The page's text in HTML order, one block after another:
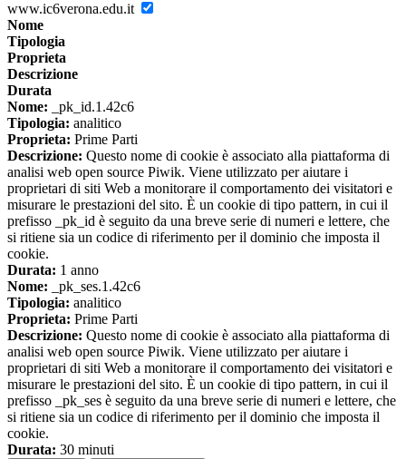
www.ic6verona.edu.it
Nome
Tipologia
Proprieta
Descrizione
Durata
Nome: _pk_id.1.42c6
Tipologia: analitico
Proprieta: Prime Parti
Descrizione: Questo nome di cookie è associato alla piattaforma di
analisi web open source Piwik. Viene utilizzato per aiutare i
proprietari di siti Web a monitorare il comportamento dei visitatori e
misurare le prestazioni del sito. È un cookie di tipo pattern, in cui il
prefisso _pk_id è seguito da una breve serie di numeri e lettere, che
si ritiene sia un codice di riferimento per il dominio che imposta il
cookie.
Durata: 1 anno
Nome: _pk_ses.1.42c6
Tipologia: analitico
Proprieta: Prime Parti
Descrizione: Questo nome di cookie è associato alla piattaforma di
analisi web open source Piwik. Viene utilizzato per aiutare i
proprietari di siti Web a monitorare il comportamento dei visitatori e
misurare le prestazioni del sito. È un cookie di tipo pattern, in cui il
prefisso _pk_ses è seguito da una breve serie di numeri e lettere, che
si ritiene sia un codice di riferimento per il dominio che imposta il
cookie.
Durata: 30 minuti